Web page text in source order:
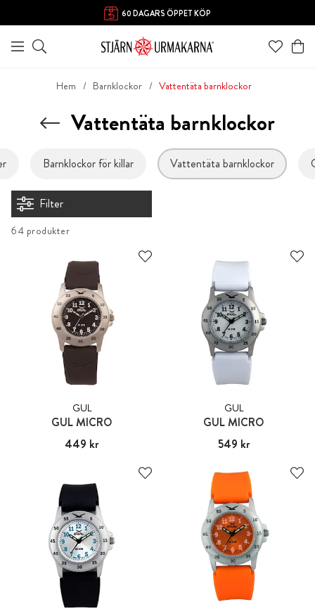
60 DAGARS ÖPPET KÖP
Hem Barnklockor Vattentäta barnklockor
Vattentäta barnklockor
Barnklockor för killar Vattentäta barnklockor
Filter
64 produkter
GUL
GUL MICRO
Pris:449 kr
449 kr
GUL
GUL MICRO
Pris:549 kr
549 kr